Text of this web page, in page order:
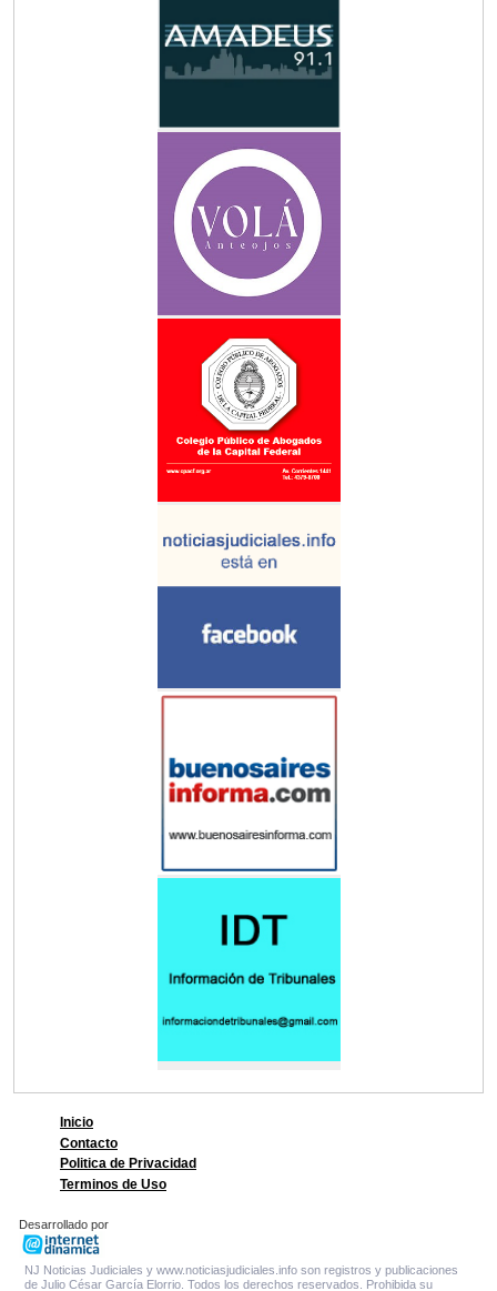
Inicio
Contacto
Politica de Privacidad
Terminos de Uso
Desarrollado por
NJ Noticias Judiciales y www.noticiasjudiciales.info son registros y publicaciones
de Julio César García Elorrio. Todos los derechos reservados. Prohibida su